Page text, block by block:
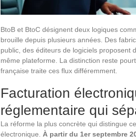
BtoB et BtoC désignent deux logiques
brouille depuis plusieurs années. Des
public, des éditeurs de logiciels proposent
même plateforme. La distinction reste
française traite ces flux différemment.
Facturation
réglementaire qui
La réforme la plus concrète qui distingue
électronique. À partir du 1er septembre